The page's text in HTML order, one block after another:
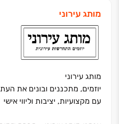
מותג עירוני
מותג עירוני
יוזמים, מתכננים ובונים את
עם מקצועיות, יציבות וליווי אישי